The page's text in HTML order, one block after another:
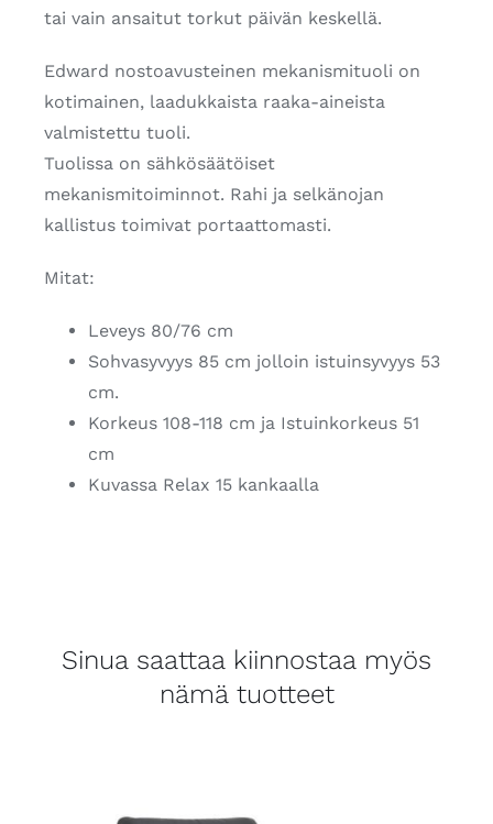
tai vain ansaitut torkut päivän keskellä.
Edward nostoavusteinen mekanismituoli on
kotimainen, laadukkaista raaka-aineista
valmistettu tuoli.
Tuolissa on sähkösäätöiset
mekanismitoiminnot. Rahi ja selkänojan
kallistus toimivat portaattomasti.
Mitat:
Leveys 80/76 cm
Sohvasyvyys 85 cm jolloin istuinsyvyys 53
cm.
Korkeus 108-118 cm ja Istuinkorkeus 51
cm
Kuvassa Relax 15 kankaalla
Sinua saattaa kiinnostaa myös
nämä tuotteet